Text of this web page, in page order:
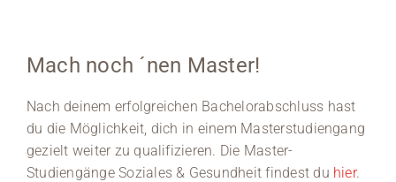
Mach noch ´nen Master!
Nach deinem erfolgreichen Bachelorabschluss hast
du die Möglichkeit, dich in einem Masterstudiengang
gezielt weiter zu qualifizieren. Die Master-
Studiengänge Soziales & Gesundheit findest du hier.